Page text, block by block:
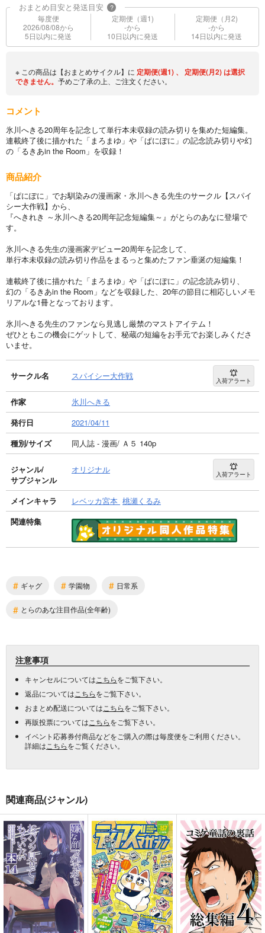
おまとめ目安と発送目安 ?
毎度便
2026/08/08から
5日以内に発送
定期便（週1)
-から
10日以内に発送
定期便（月2)
-から
14日以内に発送
※ この商品は【おまとめサイクル】に 定期便(週1) 、 定期便(月2)は選択
できません。 予めご了承の上、ご注文ください。
コメント
氷川へきる20周年を記念して単行本未収録の読み切りを集めた短編集。
連載終了後に描かれた「まろまゆ」や「ぱにぽに」の記念読み切りや幻
の「るきあin the Room」を収録！
商品紹介
「ぱにぽに」でお馴染みの漫画家・氷川へきる先生のサークル【スパイ
シー大作戦】から、
『へきれき ～氷川へきる20周年記念短編集～』がとらのあなに登場で
す。
氷川へきる先生の漫画家デビュー20周年を記念して、
単行本未収録の読み切り作品をまるっと集めたファン垂涎の短編集！
連載終了後に描かれた「まろまゆ」や「ぱにぽに」の記念読み切り、
幻の「るきあin the Room」などを収録した、20年の節目に相応しいメモ
リアルな1冊となっております。
氷川へきる先生のファンなら見逃し厳禁のマストアイテム！
ぜひともこの機会にゲットして、秘蔵の短編をお手元でお楽しみくださ
いませ。
サークル名 スパイシー大作戦 入荷アラート
作家
氷川へきる
発行日
2021/04/11
種別/サイズ
同人誌 - 漫画/ Ａ５ 140p
ジャンル/
サブジャンル
オリジナル 入荷アラート
メインキャラ レベッカ宮本 桃瀬くるみ
関連特集
# ギャグ # 学園物 # 日常系
# とらのあな注目作品(全年齢)
注意事項
キャンセルについては こちらをご覧下さい。
返品については こちらをご覧下さい。
おまとめ配送については こちらをご覧下さい。
再販投票については こちらをご覧下さい。
イベント応募券付商品などをご購入の際は毎度便をご利用ください。
詳細は こちらをご覧ください。
関連商品(ジャンル)